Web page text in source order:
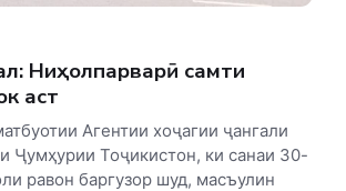
Ниҳолпарварӣ самти
аст
Агентии хоҷагии ҷангали
Ҷумҳурии Тоҷикистон, ки санаи 30-
равон баргузор шуд, масъулин